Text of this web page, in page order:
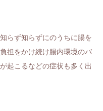
らず知らずにのうちに腸を
担をかけ続け腸内環境のバ
起こるなどの症状も多く出